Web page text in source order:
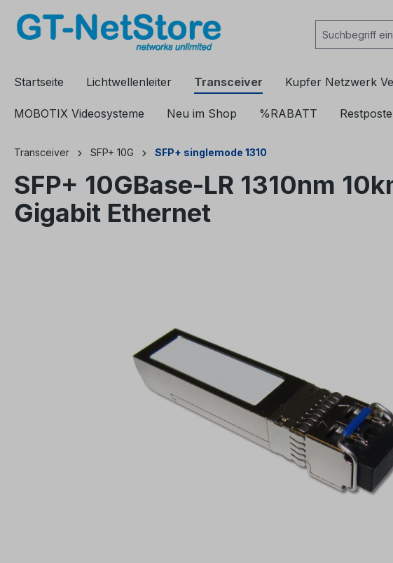
Zur Hauptnavigation springen
Startseite Lichtwellenleiter Transceiver Kupfer Netzwerk
MOBOTIX Videosysteme Neu im Shop %RABATT
Transceiver SFP+ 10G SFP+ singlemode 1310
SFP+ 10GBase-LR 1310nm
Gigabit Ethernet